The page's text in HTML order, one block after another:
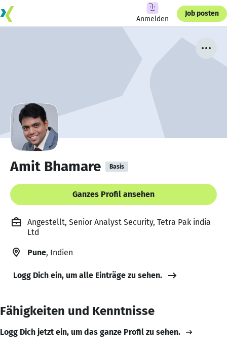
Anmelden
Job posten
Amit Bhamare Basis
Ganzes Profil ansehen
Angestellt, Senior Analyst Security, Tetra Pak india
Ltd
Pune, Indien
Logg Dich ein, um alle Einträge zu sehen.
Fähigkeiten und Kenntnisse
Logg Dich jetzt ein, um das ganze Profil zu sehen.